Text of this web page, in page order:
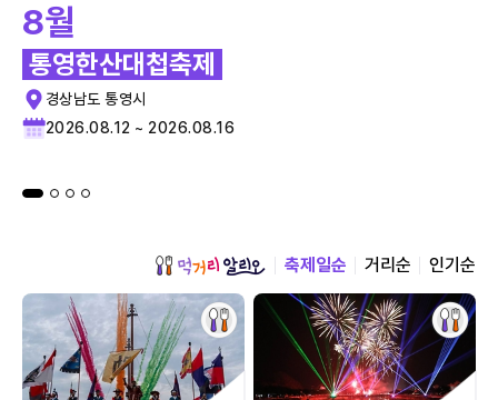
8월
통영한산대첩축제
경상남도 통영시
2026.08.12 ~ 2026.08.16
축제일순 거리순 인기순